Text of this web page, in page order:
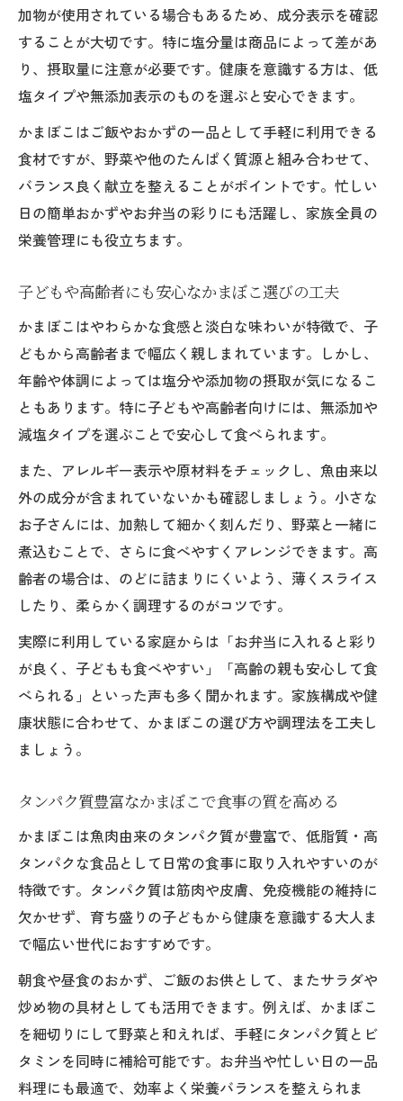
加物が使用されている場合もあるため、成分表示を確認
することが大切です。特に塩分量は商品によって差があ
り、摂取量に注意が必要です。健康を意識する方は、低
塩タイプや無添加表示のものを選ぶと安心できます。
かまぼこはご飯やおかずの一品として手軽に利用できる
食材ですが、野菜や他のたんぱく質源と組み合わせて、
バランス良く献立を整えることがポイントです。忙しい
日の簡単おかずやお弁当の彩りにも活躍し、家族全員の
栄養管理にも役立ちます。
子どもや高齢者にも安心なかまぼこ選びの工夫
かまぼこはやわらかな食感と淡白な味わいが特徴で、子
どもから高齢者まで幅広く親しまれています。しかし、
年齢や体調によっては塩分や添加物の摂取が気になるこ
ともあります。特に子どもや高齢者向けには、無添加や
減塩タイプを選ぶことで安心して食べられます。
また、アレルギー表示や原材料をチェックし、魚由来以
外の成分が含まれていないかも確認しましょう。小さな
お子さんには、加熱して細かく刻んだり、野菜と一緒に
煮込むことで、さらに食べやすくアレンジできます。高
齢者の場合は、のどに詰まりにくいよう、薄くスライス
したり、柔らかく調理するのがコツです。
実際に利用している家庭からは「お弁当に入れると彩り
が良く、子どもも食べやすい」「高齢の親も安心して食
べられる」といった声も多く聞かれます。家族構成や健
康状態に合わせて、かまぼこの選び方や調理法を工夫し
ましょう。
タンパク質豊富なかまぼこで食事の質を高める
かまぼこは魚肉由来のタンパク質が豊富で、低脂質・高
タンパクな食品として日常の食事に取り入れやすいのが
特徴です。タンパク質は筋肉や皮膚、免疫機能の維持に
欠かせず、育ち盛りの子どもから健康を意識する大人ま
で幅広い世代におすすめです。
朝食や昼食のおかず、ご飯のお供として、またサラダや
炒め物の具材としても活用できます。例えば、かまぼこ
を細切りにして野菜と和えれば、手軽にタンパク質とビ
タミンを同時に補給可能です。お弁当や忙しい日の一品
料理にも最適で、効率よく栄養バランスを整えられま